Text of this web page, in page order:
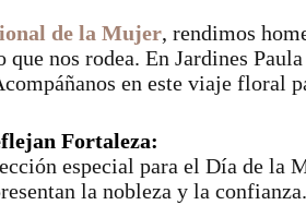
de la Mujer, rendimos
que nos rodea. En Jardines
en este viaje floral
Fortaleza:
especial para el Día de la
la nobleza y la